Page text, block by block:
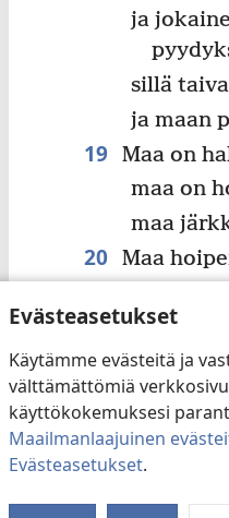
Evästeasetukset
Käytämme evästeitä ja
välttämättömiä
käyttökokemuksesi
Maailmanlaajuinen
Evästeasetukset.
ja
sillä
ja maan
19 Maa on
maa on
maa
20 Maa
Sen
ja se
21 Sinä
ja maan
Heidät